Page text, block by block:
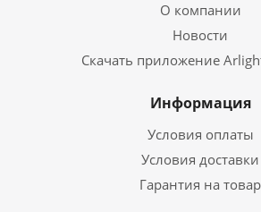
О компании
Новости
Скачать приложение
Информация
Условия оплаты
Условия доставки
Гарантия на товар